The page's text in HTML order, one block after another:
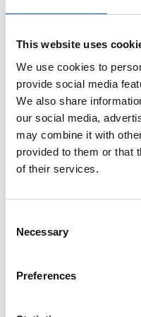
This website uses
We use cookies to
provide social media
We also share
our social media,
may combine it with
provided to them or that
of their services.
Necessary
Preferences
Migranter reddet i land fra
havneby Augusta på